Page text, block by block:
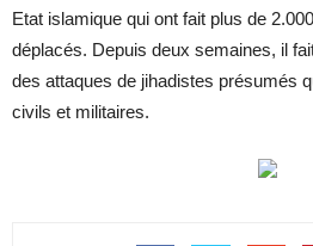
Etat islamique qui ont fait plus de
déplacés. Depuis deux semaines, il
des attaques de jihadistes présumés
civils et militaires.